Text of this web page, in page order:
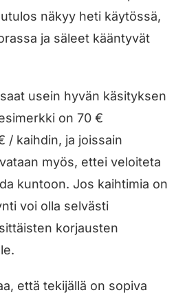
näkyy heti käytössä,
ja säleet kääntyvät
usein hyvän käsityksen
on 70 €
/ kaihdin, ja joissain
myös, ettei veloiteta
kuntoon. Jos kaihtimia on
voi olla selvästi
korjausten
että tekijällä on sopiva